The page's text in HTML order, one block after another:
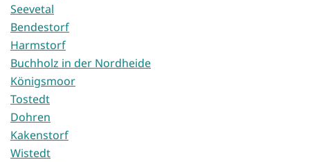
Seevetal
Bendestorf
Harmstorf
Buchholz in der Nordheide
Königsmoor
Tostedt
Dohren
Kakenstorf
Wistedt